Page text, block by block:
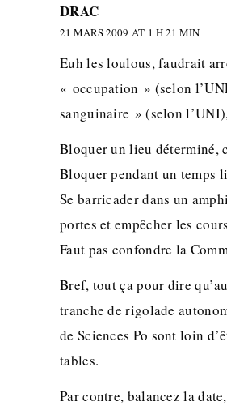
DRAC
21 MARS 2009 AT 1 H 21 MIN
Euh les loulous, faudrait
« occupation » (selon
sanguinaire » (selon
Bloquer un lieu déterminé,
Bloquer pendant un temps
Se barricader dans un
portes et empêcher les
Faut pas confondre la
Bref, tout ça pour dire
tranche de rigolade
de Sciences Po sont loin
tables.
Par contre, balancez la